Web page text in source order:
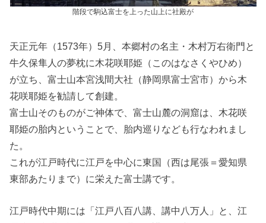
階段で駒込富士を上った山上に社殿が
天正元年（1573年）5月、本郷村の名主・木村万右衛門と
牛久保隼人の夢枕に木花咲耶姫（このはなさくやひめ）
が立ち、富士山本宮浅間大社（静岡県富士宮市）から木
花咲耶姫を勧請して創建。
富士山そのものがご神体で、富士山麓の洞窟は、木花咲
耶姫の胎内ということで、胎内巡りなども行なわれまし
た。
これが江戸時代に江戸を中心に東国（西は尾張＝愛知県
東部あたりまで）に栄えた富士講です。
江戸時代中期には「江戸八百八講、講中八万人」と、江